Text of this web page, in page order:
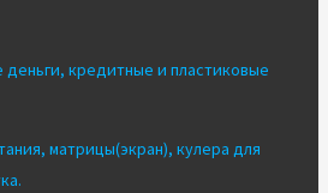
деньги, кредитные и пластиковые
матрицы(экран), кулера для